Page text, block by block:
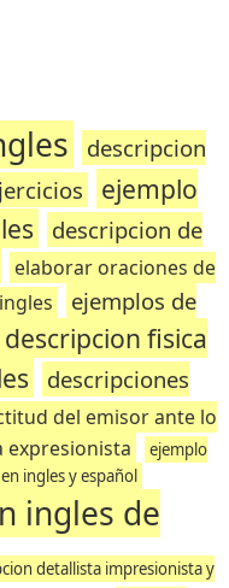
descripcion
ejemplo
descripcion de
elaborar oraciones de
ejemplos de
descripcion fisica
descripciones
del emisor ante lo
expresionista
ejemplo
ingles y español
ingles de
detallista impresionista y